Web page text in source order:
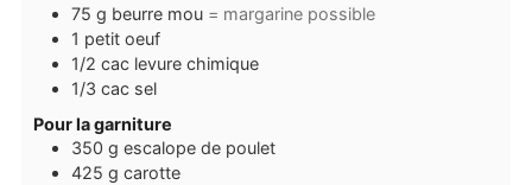
75 g beurre mou = margarine possible
1 petit oeuf
1/2 cac levure chimique
1/3 cac sel
Pour la garniture
350 g escalope de poulet
425 g carotte